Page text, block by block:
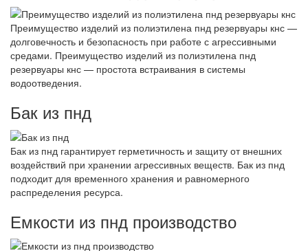
Преимущество изделий из полиэтилена пнд резервуары кнс —
долговечность и безопасность при работе с агрессивными
средами. Преимущество изделий из полиэтилена пнд
резервуары кнс — простота встраивания в системы
водоотведения.
Бак из пнд
Бак из пнд гарантирует герметичность и защиту от внешних
воздействий при хранении агрессивных веществ. Бак из пнд
подходит для временного хранения и равномерного
распределения ресурса.
Емкости из пнд производство